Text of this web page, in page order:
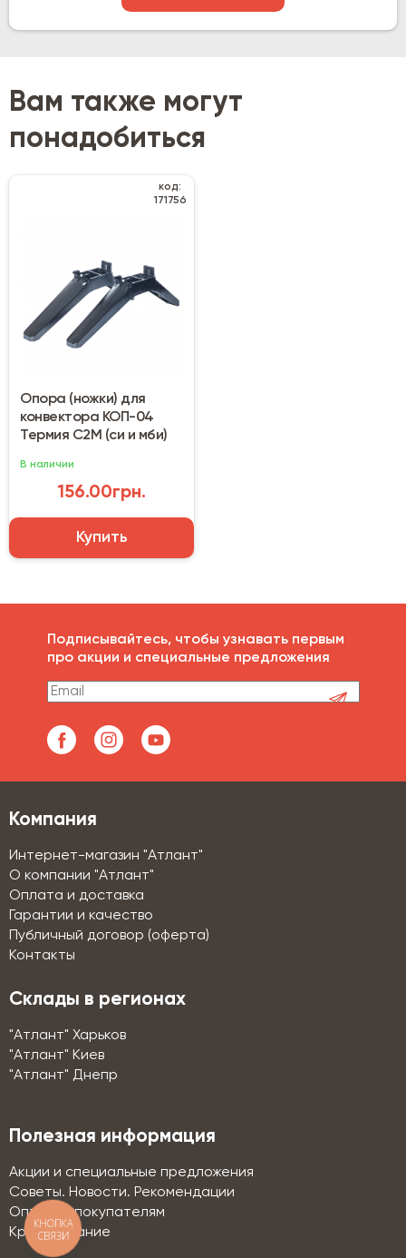
Вам также могут
понадобиться
код:
171756
Опора (ножки) для
конвектора КОП-04
Термия С2М (си и мби)
В наличии
156.00грн.
Купить
Подписывайтесь, чтобы узнавать первым
про акции и специальные предложения
Компания
Интернет-магазин "Атлант"
О компании "Атлант"
Оплата и доставка
Гарантии и качество
Публичный договор (оферта)
Контакты
Склады в регионах
"Атлант" Харьков
"Атлант" Киев
"Атлант" Днепр
Полезная информация
Акции и специальные предложения
Советы. Новости. Рекомендации
Оптовым покупателям
Кредитование
КНОПКА
СВЯЗИ